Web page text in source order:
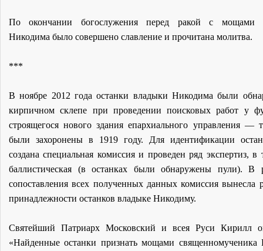
По окончании богослужения перед ракой с мощами
Никодима было совершено славление и прочитана молитва.
***
В ноябре 2012 года останки владыки Никодима были
кирпичном склепе при проведении поисковых работ у
строящегося нового здания епархиального управления —
были захоронены в 1919 году. Для идентификации
создана специальная комиссия и проведен ряд экспертиз, в
баллистическая (в останках были обнаружены пули). В
сопоставления всех полученных данных комиссия вынесла
принадлежности останков владыке Никодиму.
Святейший Патриарх Московский и всея Руси Кирилл
«Найденные останки признать мощами священномученика